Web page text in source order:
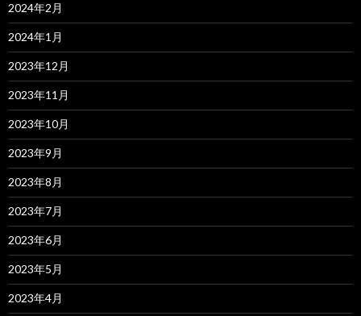
2024年2月
2024年1月
2023年12月
2023年11月
2023年10月
2023年9月
2023年8月
2023年7月
2023年6月
2023年5月
2023年4月